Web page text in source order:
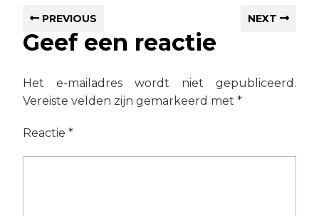
PREVIOUS NEXT
Geef een reactie
Het e-mailadres wordt niet gepubliceerd.
Vereiste velden zijn gemarkeerd met *
Reactie *